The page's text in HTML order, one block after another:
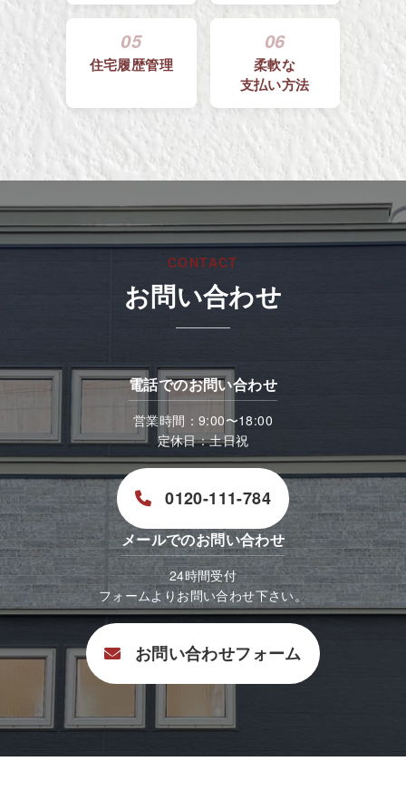
05
住宅履歴管理
06
柔軟な
支払い方法
CONTACT
お問い合わせ
電話でのお問い合わせ
営業時間：9:00〜18:00
定休日：土日祝
0120-111-784
メールでのお問い合わせ
24時間受付
フォームよりお問い合わせ下さい。
お問い合わせフォーム